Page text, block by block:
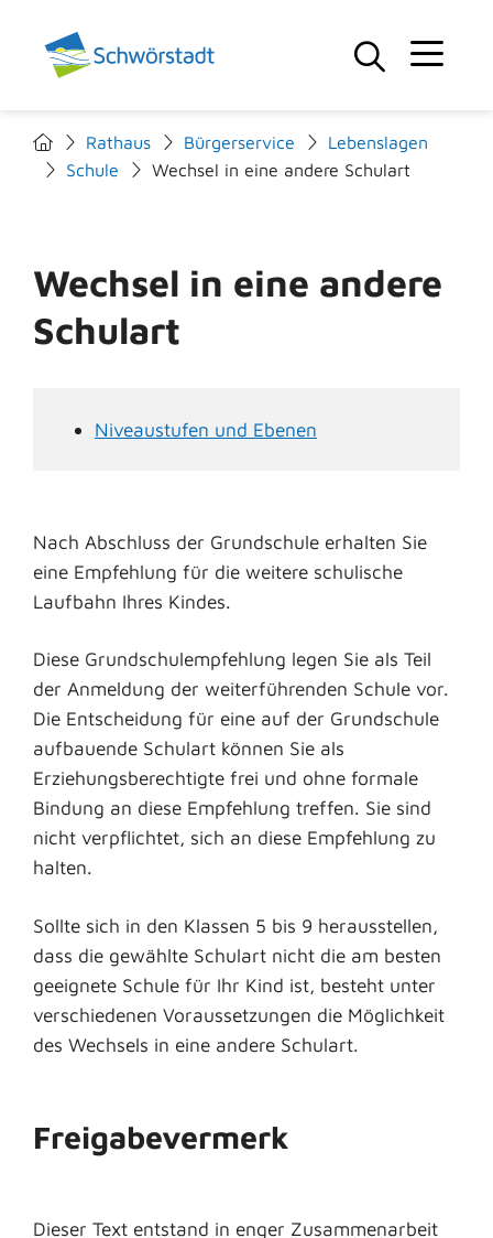
Rathaus Bürgerservice
Lebenslagen
Schule
Wechsel in eine andere Schulart
Wechsel in eine andere
Schulart
Niveaustufen und Ebenen
Nach Abschluss der Grundschule erhalten Sie
eine Empfehlung für die weitere schulische
Laufbahn Ihres Kindes.
Diese Grundschulempfehlung legen Sie als Teil
der Anmeldung der weiterführenden Schule vor.
Die Entscheidung für eine auf der Grundschule
aufbauende Schulart können Sie als
Erziehungsberechtigte frei und ohne formale
Bindung an diese Empfehlung treffen. Sie sind
nicht verpflichtet, sich an diese Empfehlung zu
halten.
Sollte sich in den Klassen 5 bis 9 herausstellen,
dass die gewählte Schulart nicht die am besten
geeignete Schule für Ihr Kind ist, besteht unter
verschiedenen Voraussetzungen die Möglichkeit
des Wechsels in eine andere Schulart.
Freigabevermerk
Dieser Text entstand in enger Zusammenarbeit